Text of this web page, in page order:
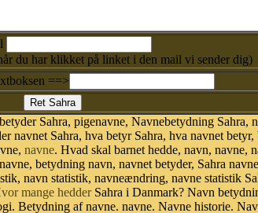
du har klikket på linket i den mail vi sender dig)
==>
Sahra, pigenavne, Navnebetydning Sahra,
navnet Sahra, hva betyr Sahra, hva navnet
navne. Hvad skal barnet hedde, navn, navne,
betydning navn, navnet betyder, Sahra
navn statistik, navneændring, navne statistik
mange hedderSahra i Danmark? Navn
Betydning af navne. navne. Navne historie.